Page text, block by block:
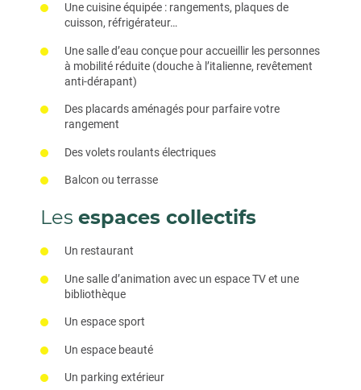
Une cuisine équipée : rangements, plaques de
cuisson, réfrigérateur…
Une salle d’eau conçue pour accueillir les personnes
à mobilité réduite (douche à l’italienne, revêtement
anti-dérapant)
Des placards aménagés pour parfaire votre
rangement
Des volets roulants électriques
Balcon ou terrasse
Les espaces collectifs
Un restaurant
Une salle d’animation avec un espace TV et une
bibliothèque
Un espace sport
Un espace beauté
Un parking extérieur